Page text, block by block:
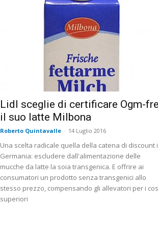
Lidl sceglie di certificare Ogm-
il suo latte Milbona
Roberto Quintavalle - 14 Luglio 2016
Una scelta radicale quella della catena di discount
Germania: escludere dall'alimentazione delle
mucche da latte la soia transgenica. E offrire ai
consumatori un prodotto senza transgenici allo
stesso prezzo, compensando gli allevatori per i
superiori